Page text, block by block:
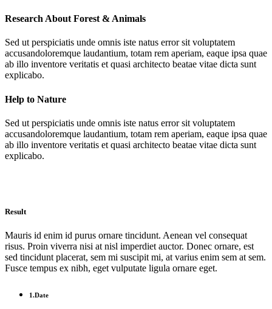
Research About Forest & Animals
Sed ut perspiciatis unde omnis iste natus error sit voluptatem
accusandoloremque laudantium, totam rem aperiam, eaque ipsa quae
ab illo inventore veritatis et quasi architecto beatae vitae dicta sunt
explicabo.
Help to Nature
Sed ut perspiciatis unde omnis iste natus error sit voluptatem
accusandoloremque laudantium, totam rem aperiam, eaque ipsa quae
ab illo inventore veritatis et quasi architecto beatae vitae dicta sunt
explicabo.
Result
Mauris id enim id purus ornare tincidunt. Aenean vel consequat
risus. Proin viverra nisi at nisl imperdiet auctor. Donec ornare, est
sed tincidunt placerat, sem mi suscipit mi, at varius enim sem at sem.
Fusce tempus ex nibh, eget vulputate ligula ornare eget.
1.Date